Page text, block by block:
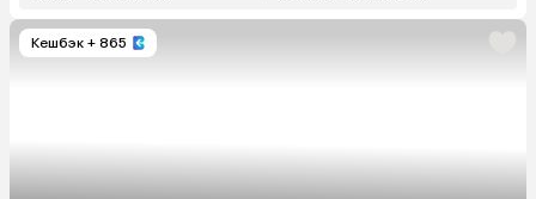
Кешбэк + 865